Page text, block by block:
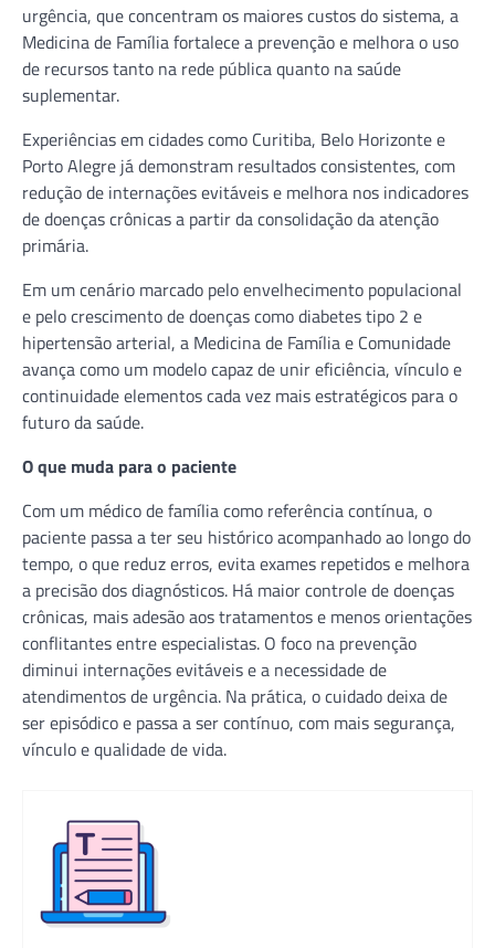
urgência, que concentram os maiores custos do sistema, a
Medicina de Família fortalece a prevenção e melhora o uso
de recursos tanto na rede pública quanto na saúde
suplementar.
Experiências em cidades como Curitiba, Belo Horizonte e
Porto Alegre já demonstram resultados consistentes, com
redução de internações evitáveis e melhora nos indicadores
de doenças crônicas a partir da consolidação da atenção
primária.
Em um cenário marcado pelo envelhecimento populacional
e pelo crescimento de doenças como diabetes tipo 2 e
hipertensão arterial, a Medicina de Família e Comunidade
avança como um modelo capaz de unir eficiência, vínculo e
continuidade elementos cada vez mais estratégicos para o
futuro da saúde.
O que muda para o paciente
Com um médico de família como referência contínua, o
paciente passa a ter seu histórico acompanhado ao longo do
tempo, o que reduz erros, evita exames repetidos e melhora
a precisão dos diagnósticos. Há maior controle de doenças
crônicas, mais adesão aos tratamentos e menos orientações
conflitantes entre especialistas. O foco na prevenção
diminui internações evitáveis e a necessidade de
atendimentos de urgência. Na prática, o cuidado deixa de
ser episódico e passa a ser contínuo, com mais segurança,
vínculo e qualidade de vida.